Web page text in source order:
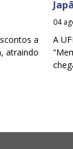
a
atraindo
04
A